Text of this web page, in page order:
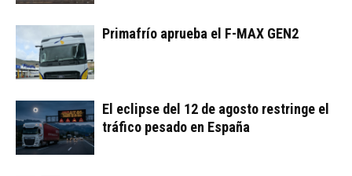
Primafrío aprueba el F-MAX GEN2
El eclipse del 12 de agosto restringe el
tráfico pesado en España